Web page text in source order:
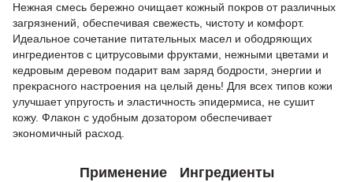
Нежная смесь бережно очищает кожный покров от различных
загрязнений, обеспечивая свежесть, чистоту и комфорт.
Идеальное сочетание питательных масел и ободряющих
ингредиентов с цитрусовыми фруктами, нежными цветами и
кедровым деревом подарит вам заряд бодрости, энергии и
прекрасного настроения на целый день! Для всех типов кожи
улучшает упругость и эластичность эпидермиса, не сушит
кожу. Флакон с удобным дозатором обеспечивает
экономичный расход.
Применение Ингредиенты